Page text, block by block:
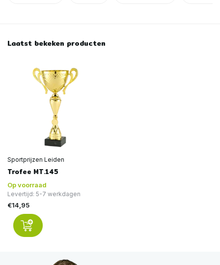
Laatst bekeken producten
Sportprijzen Leiden
Trofee MT.145
Op voorraad
Levertijd: 5-7 werkdagen
€14,95